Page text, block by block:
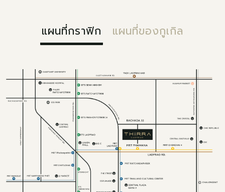
แผนที่กราฟิก แผนที่ของกูเกิล